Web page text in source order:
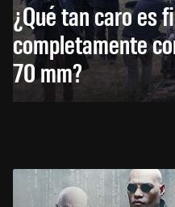
¿Qué tan caro es
completamente
70 mm?